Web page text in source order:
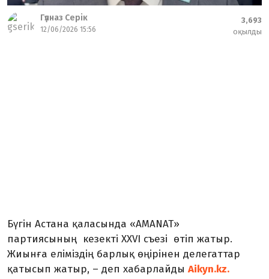
Гүлназ Серік
12/06/2026 15:56
3,693
оқылды
Бүгін Астана қаласында «AMANAT»
партиясының кезекті XXVI съезі өтіп жатыр.
Жиынға еліміздің барлық өңірінен делегаттар
қатысып жатыр, – деп хабарлайды Aikyn.kz.